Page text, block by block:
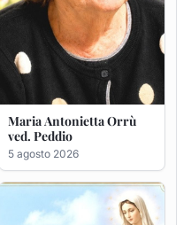
Rosa Maria Usai ved.
D'Attellis
5 agosto 2026